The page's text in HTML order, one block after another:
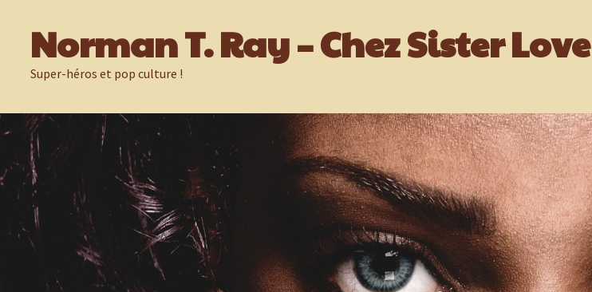
contenuNorman T. Ray – Chez Sister Love
Super-héros et pop culture !